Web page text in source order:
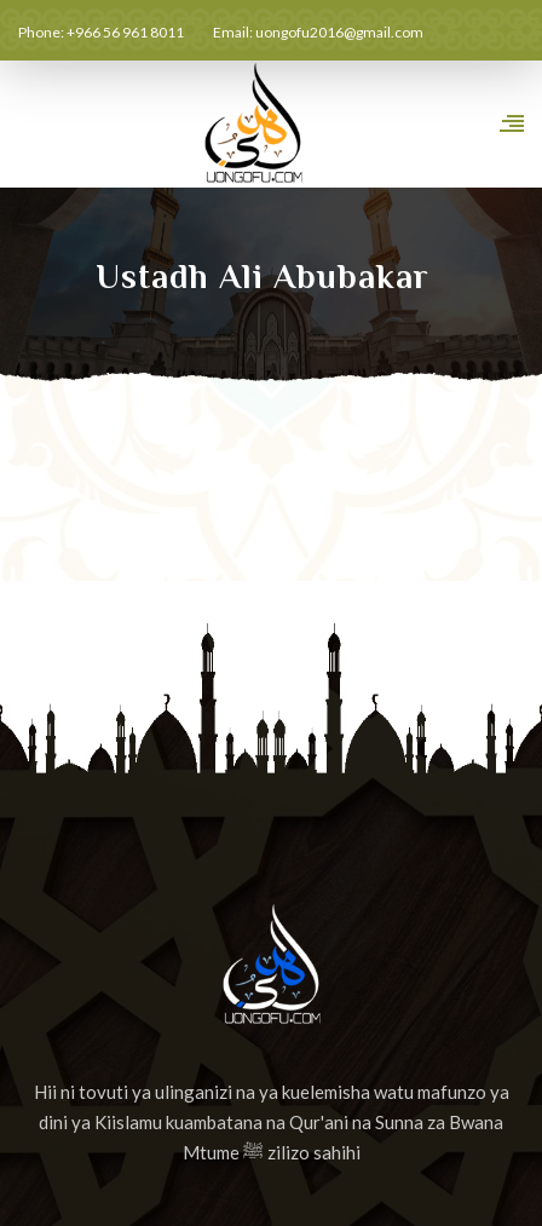
Phone: +966 56 961 8011 Email:uongofu2016@gmail.com
Ustadh Ali Abubakar
Hii ni tovuti ya ulinganizi na ya kuelemisha watu mafunzo ya
dini ya Kiislamu kuambatana na Qur'ani na Sunna za Bwana
Mtume ﷺ zilizo sahihi